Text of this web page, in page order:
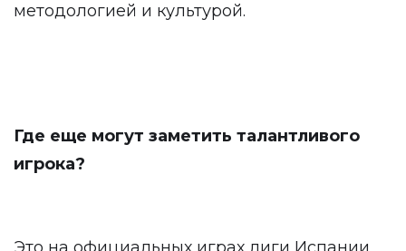
методологией и культурой.
Где еще могут заметить талантливого
игрока?